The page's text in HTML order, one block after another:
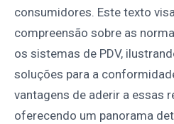
consumidores. Este texto
compreensão sobre as
os sistemas de PDV,
soluções para a
vantagens de aderir a essas
oferecendo um panorama